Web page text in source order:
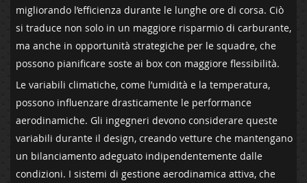
migliorando ⁣l’efficienza durante⁣ le lunghe ore⁤ di​ corsa. Ciò‌
si traduce non solo‍ in ​un maggiore​ risparmio di carburante,
ma anche in ‍opportunità strategiche per le squadre, che⁤
possono pianificare soste ai‍ box ⁣con maggiore flessibilità.
Le ‍variabili⁣ climatiche, come l’umidità ⁢e la temperatura,
possono influenzare drasticamente le performance
‌aerodinamiche. Gli ingegneri⁤ devono​ considerare queste
variabili ‍durante ​il design, creando vetture che ‌mantengano
un bilanciamento adeguato indipendentemente dalle
‌condizioni. I⁣ sistemi di​ gestione aerodinamica ⁤attiva, che ​